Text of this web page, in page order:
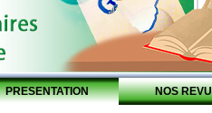
PRESENTATION NOS